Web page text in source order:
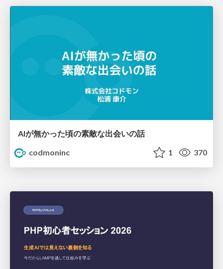
AIが無かった頃の素敵な出会いの話
codmoninc
1 370